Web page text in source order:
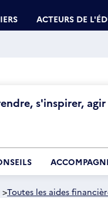
ACTEURS DE
s'inspirer, agir
>Toutes les aides